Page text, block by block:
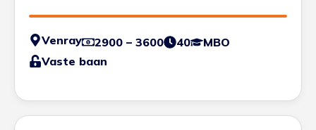
Transportplanning
Venray 2900 – 3600 40
MBO
Vaste baan